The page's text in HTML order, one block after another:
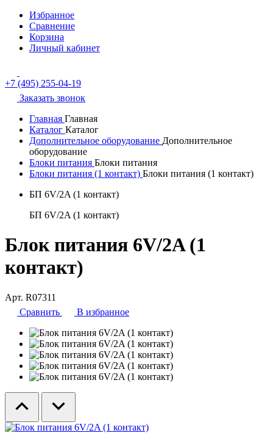
Избранное
Сравнение
Корзина
Личный кабинет
+7 (495) 255-04-19
Заказать звонок
Главная Главная
Каталог Каталог
Дополнительное оборудование Дополнительное
оборудование
Блоки питания Блоки питания
Блоки питания (1 контакт) Блоки питания (1 контакт)
БП 6V/2A (1 контакт)
БП 6V/2A (1 контакт)
Блок питания 6V/2A (1
контакт)
Арт. R07311
Сравнить
В избранное